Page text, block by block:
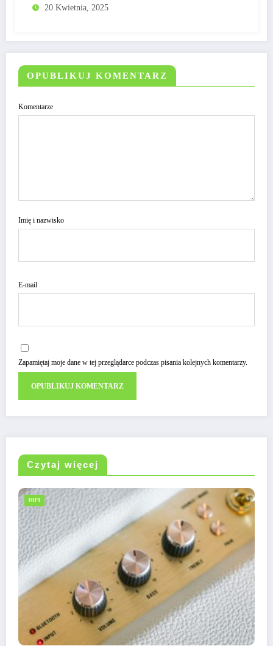
20 Kwietnia, 2025
OPUBLIKUJ KOMENTARZ
Komentarze
Imię i nazwisko
E-mail
Zapamiętaj moje dane w tej przeglądarce podczas pisania kolejnych komentarzy.
Czytaj więcej
HIFI